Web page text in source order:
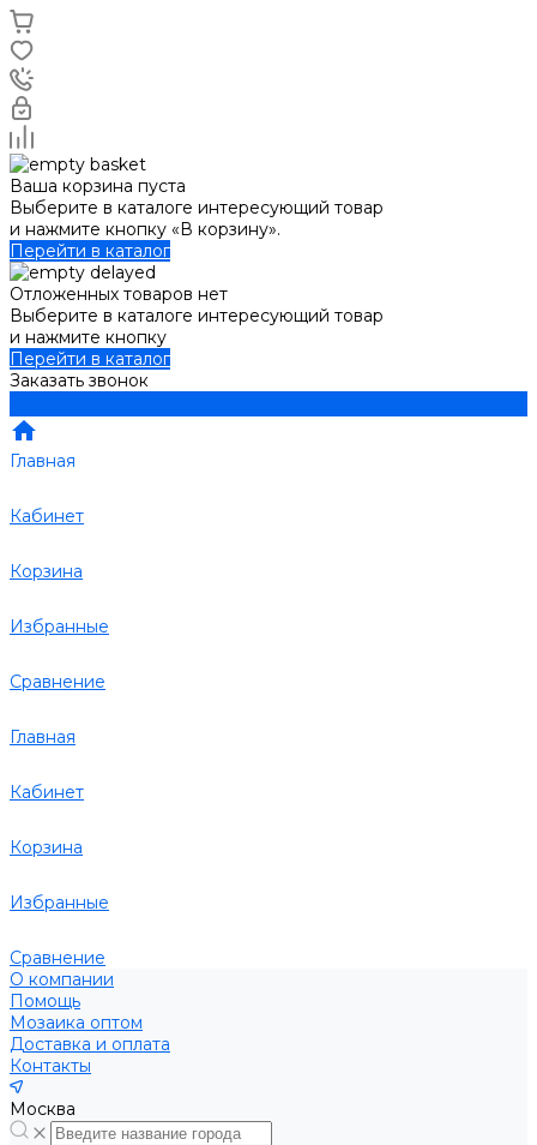
Ваша корзина пуста
Выберите в каталоге интересующий товар
и нажмите кнопку «В корзину».
Перейти в каталог
Отложенных товаров нет
Выберите в каталоге интересующий товар
и нажмите кнопку
Перейти в каталог
Заказать звонок
Главная
Кабинет
Корзина
Избранные
Сравнение
Главная
Кабинет
Корзина
Избранные
Сравнение
О компании
Помощь
Мозаика оптом
Доставка и оплата
Контакты
Москва